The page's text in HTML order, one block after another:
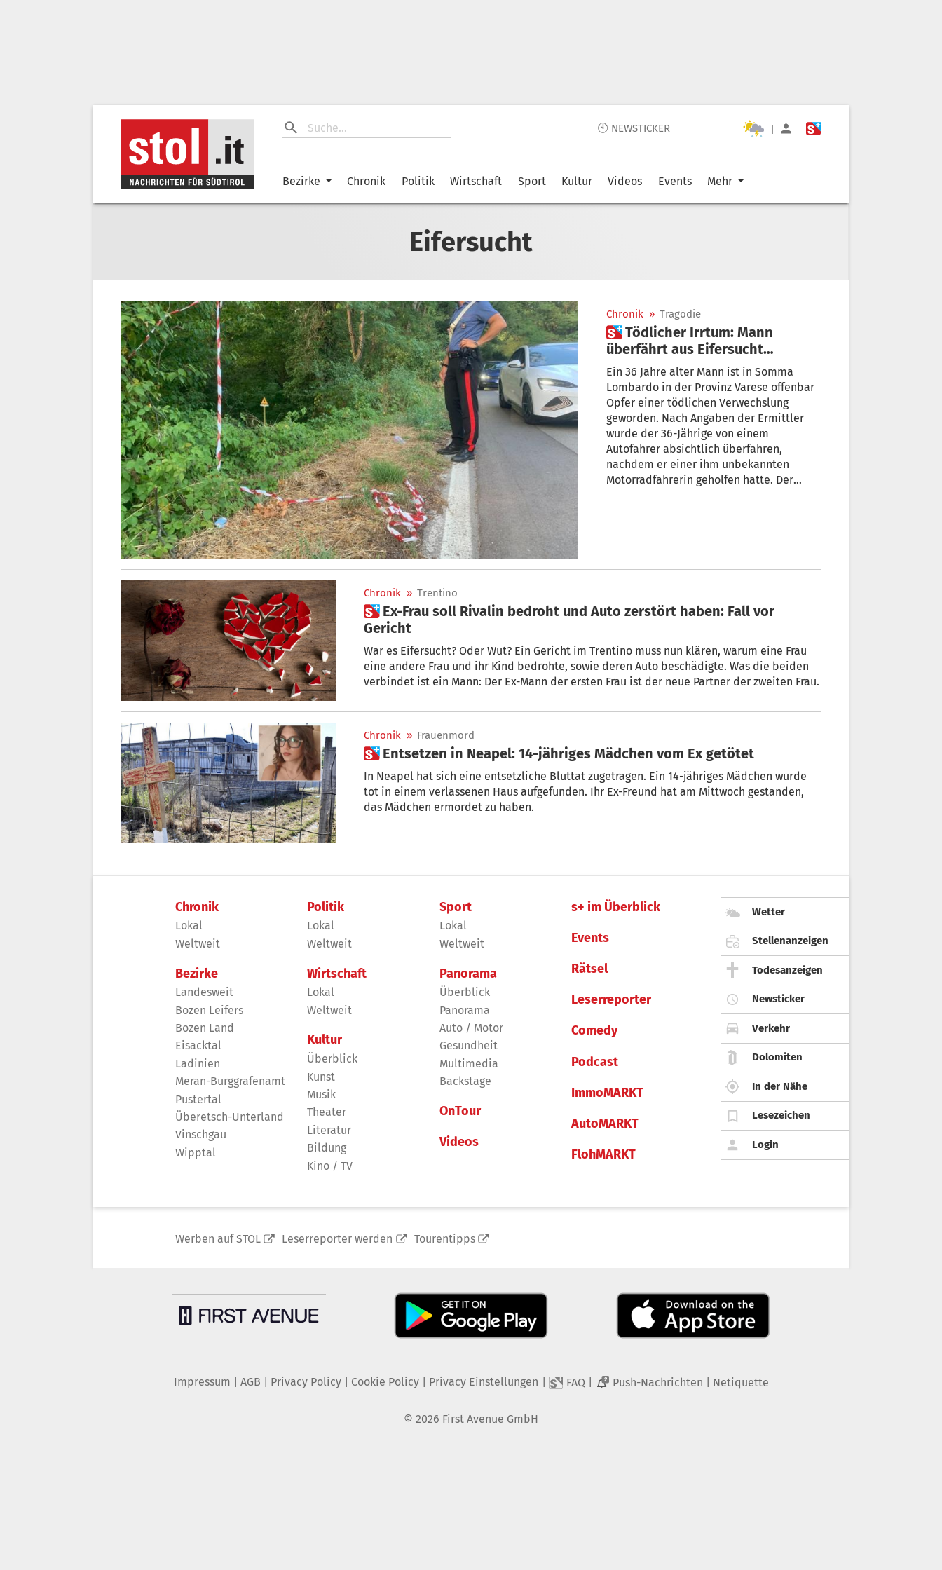
🕙 NEWSTICKER | |
Bezirke Chronik Politik Wirtschaft Sport Kultur Videos Events Mehr
Eifersucht
Chronik » Tragödie
 Tödlicher Irrtum: Mann
überfährt aus Eifersucht
Unschuldigen
Ein 36 Jahre alter Mann ist in Somma
Lombardo in der Provinz Varese offenbar
Opfer einer tödlichen Verwechslung
geworden. Nach Angaben der Ermittler
wurde der 36-Jährige von einem
Autofahrer absichtlich überfahren,
nachdem er einer ihm unbekannten
Motorradfahrerin geholfen hatte. Der
Chronik » Trentino
 Ex-Frau soll Rivalin bedroht und Auto zerstört haben: Fall vor
Gericht
War es Eifersucht? Oder Wut? Ein Gericht im Trentino muss nun klären, warum eine Frau
eine andere Frau und ihr Kind bedrohte, sowie deren Auto beschädigte. Was die beiden
verbindet ist ein Mann: Der Ex-Mann der ersten Frau ist der neue Partner der zweiten Frau.
Chronik » Frauenmord
 Entsetzen in Neapel: 14-jähriges Mädchen vom Ex getötet
In Neapel hat sich eine entsetzliche Bluttat zugetragen. Ein 14-jähriges Mädchen wurde
tot in einem verlassenen Haus aufgefunden. Ihr Ex-Freund hat am Mittwoch gestanden,
das Mädchen ermordet zu haben.
Chronik
Lokal
Weltweit
Bezirke
Landesweit
Bozen Leifers
Bozen Land
Eisacktal
Ladinien
Meran-Burggrafenamt
Pustertal
Überetsch-Unterland
Vinschgau
Wipptal
Politik
Lokal
Weltweit
Wirtschaft
Lokal
Weltweit
Kultur
Überblick
Kunst
Musik
Theater
Literatur
Bildung
Kino / TV
Sport
Lokal
Weltweit
Panorama
Überblick
Panorama
Auto / Motor
Gesundheit
Multimedia
Backstage
OnTour
Videos
s+ im Überblick
Events
Rätsel
Leserreporter
Comedy
Podcast
ImmoMARKT
AutoMARKT
FlohMARKT
Wetter
Stellenanzeigen
Todesanzeigen
Newsticker
Verkehr
Dolomiten
In der Nähe
Lesezeichen
Login
Werben auf STOL Leserreporter werden Tourentipps
Impressum AGB Privacy Policy| Cookie Policy| Privacy Einstellungen FAQ 2 Push-Nachrichten Netiquette
© 2026 First Avenue GmbH